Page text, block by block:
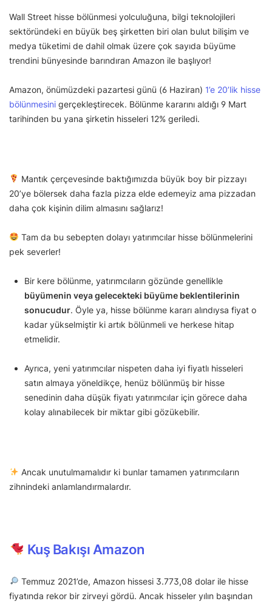
Wall Street hisse bölünmesi yolculuğuna, bilgi teknolojileri
sektöründeki en büyük beş şirketten biri olan bulut bilişim ve
medya tüketimi de dahil olmak üzere çok sayıda büyüme
trendini bünyesinde barındıran Amazon ile başlıyor!
Amazon, önümüzdeki pazartesi günü (6 Haziran) 1’e 20’lik hisse
bölünmesini gerçekleştirecek. Bölünme kararını aldığı 9 Mart
tarihinden bu yana şirketin hisseleri 12% geriledi.
Mantık çerçevesinde baktığımızda büyük boy bir pizzayı
20’ye bölersek daha fazla pizza elde edemeyiz ama pizzadan
daha çok kişinin dilim almasını sağlarız!
Tam da bu sebepten dolayı yatırımcılar hisse bölünmelerini
pek severler!
Bir kere bölünme, yatırımcıların gözünde genellikle
büyümenin veya gelecekteki büyüme beklentilerinin
sonucudur. Öyle ya, hisse bölünme kararı alındıysa fiyat o
kadar yükselmiştir ki artık bölünmeli ve herkese hitap
etmelidir.
Ayrıca, yeni yatırımcılar nispeten daha iyi fiyatlı hisseleri
satın almaya yöneldikçe, henüz bölünmüş bir hisse
senedinin daha düşük fiyatı yatırımcılar için görece daha
kolay alınabilecek bir miktar gibi gözükebilir.
Ancak unutulmamalıdır ki bunlar tamamen yatırımcıların
zihnindeki anlamlandırmalardır.
Kuş Bakışı Amazon
Temmuz 2021’de, Amazon hissesi 3.773,08 dolar ile hisse
fiyatında rekor bir zirveyi gördü. Ancak hisseler yılın başından